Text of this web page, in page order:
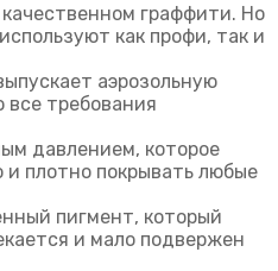
качественном граффити. Но
как профи, так и
аэрозольную
требования
давлением, которое
плотно покрывать любые
пигмент, который
и мало подвержен